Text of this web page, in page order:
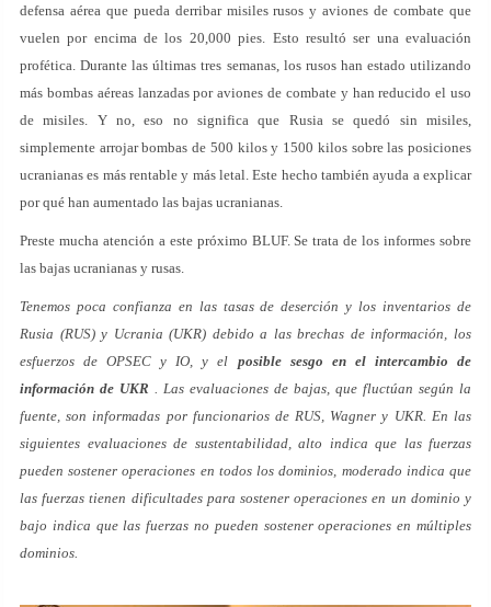
defensa aérea que pueda derribar misiles rusos y aviones de combate que
vuelen por encima de los 20,000 pies. Esto resultó ser una evaluación
profética. Durante las últimas tres semanas, los rusos han estado utilizando
más bombas aéreas lanzadas por aviones de combate y han reducido el uso
de misiles. Y no, eso no significa que Rusia se quedó sin misiles,
simplemente arrojar bombas de 500 kilos y 1500 kilos sobre las posiciones
ucranianas es más rentable y más letal. Este hecho también ayuda a explicar
por qué han aumentado las bajas ucranianas.
Preste mucha atención a este próximo BLUF. Se trata de los informes sobre
las bajas ucranianas y rusas.
Tenemos poca confianza en las tasas de deserción y los inventarios de
Rusia (RUS) y Ucrania (UKR) debido a las brechas de información, los
esfuerzos de OPSEC y IO, y el posible sesgo en el intercambio de
información de UKR . Las evaluaciones de bajas, que fluctúan según la
fuente, son informadas por funcionarios de RUS, Wagner y UKR. En las
siguientes evaluaciones de sustentabilidad, alto indica que las fuerzas
pueden sostener operaciones en todos los dominios, moderado indica que
las fuerzas tienen dificultades para sostener operaciones en un dominio y
bajo indica que las fuerzas no pueden sostener operaciones en múltiples
dominios.